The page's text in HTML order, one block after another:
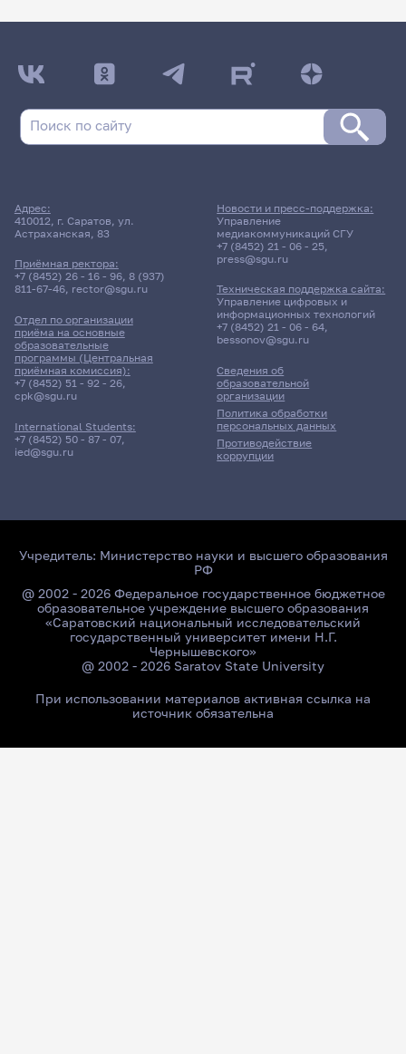
Адрес:
410012, г. Саратов, ул.
Астраханская, 83
Приёмная ректора:
+7 (8452) 26 - 16 - 96, 8 (937)
811-67-46, rector@sgu.ru
Отдел по организации
приёма на основные
образовательные
программы (Центральная
приёмная комиссия):
+7 (8452) 51 - 92 - 26,
cpk@sgu.ru
International Students:
+7 (8452) 50 - 87 - 07,
ied@sgu.ru
Сведения об
образовательной
организации
Политика обработки
персональных данных
Противодействие
коррупции
Новости и пресс-поддержка:
Управление
медиакоммуникаций СГУ
+7 (8452) 21 - 06 - 25,
press@sgu.ru
Техническая поддержка сайта:
Управление цифровых и
информационных технологий
+7 (8452) 21 - 06 - 64,
bessonov@sgu.ru
Учредитель: Министерство науки и высшего образования
РФ
@ 2002 - 2026 Федеральное государственное бюджетное
образовательное учреждение высшего образования
«Саратовский национальный исследовательский
государственный университет имени Н.Г.
Чернышевского»
@ 2002 - 2026 Saratov State University
При использовании материалов активная ссылка на
источник обязательна